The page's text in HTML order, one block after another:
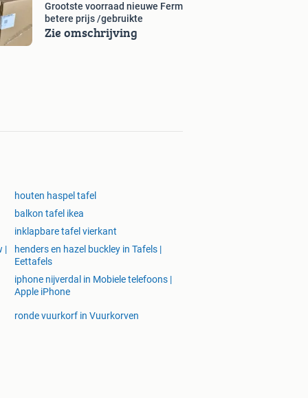
Grootste voorraad nieuwe Fermob
betere prijs /gebruikte
Zie omschrijving
houten haspel tafel
balkon tafel ikea
inklapbare tafel vierkant
|
henders en hazel buckley in Tafels |
Eettafels
iphone nijverdal in Mobiele telefoons |
Apple iPhone
ronde vuurkorf in Vuurkorven